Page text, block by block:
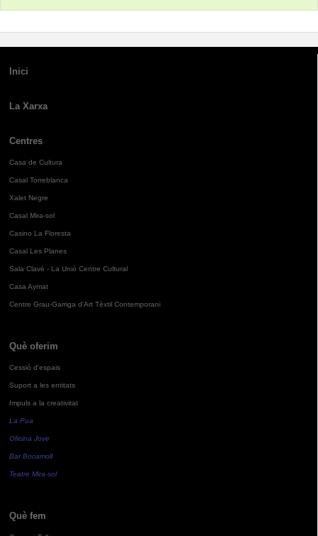
Inici
La Xarxa
Centres
Casa de Cultura
Casal Torreblanca
Xalet Negre
Casal Mira-sol
Casino La Floresta
Casal Les Planes
Sala Clavé - La Unió Centre Cultural
Casa Aymat
Centre Grau-Garriga d'Art Tèxtil Contemporani
Què oferim
Cessió d'espais
Suport a les entitats
Impuls a la creativitat
La Pua
Oficina Jove
Bar Bocamoll
Teatre Mira-sol
Què fem